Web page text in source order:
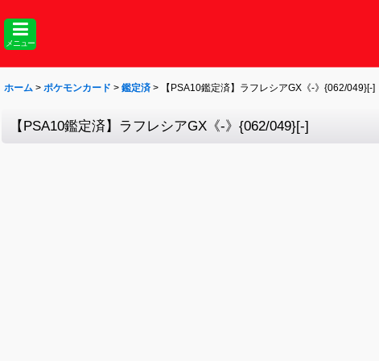
メニュー
ホーム > ポケモンカード > 鑑定済 > 【PSA10鑑定済】ラフレシアGX《-》{062/049}[-]
【PSA10鑑定済】ラフレシアGX《-》{062/049}[-]